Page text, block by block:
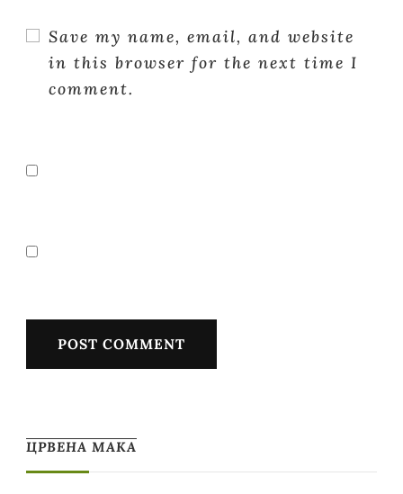
Save my name, email, and website
in this browser for the next time I
comment.
ЦРВЕНА МАКА